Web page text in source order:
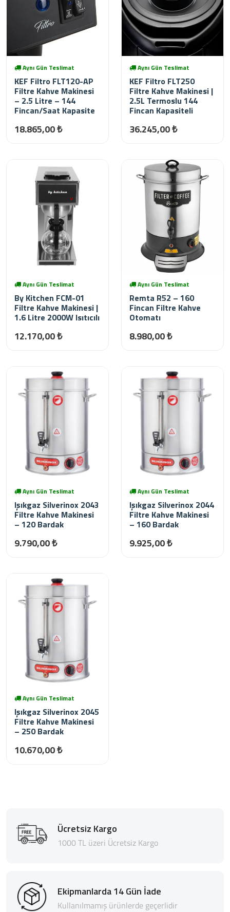
Aynı Gün Teslimat
KEF Filtro FLT120-AP
Filtre Kahve Makinesi
– 2.5 Litre – 144
Fincan/Saat Kapasite
18.865,00 ₺
Aynı Gün Teslimat
KEF Filtro FLT250
Filtre Kahve Makinesi |
2.5L Termoslu 144
Fincan Kapasiteli
36.245,00 ₺
Aynı Gün Teslimat
By Kitchen FCM-01
Filtre Kahve Makinesi |
1.6 Litre 2000W Isıtıcılı
12.170,00 ₺
Aynı Gün Teslimat
Remta R52 – 160
Fincan Filtre Kahve
Otomatı
8.980,00 ₺
Aynı Gün Teslimat
Işıkgaz Silverinox 2043
Filtre Kahve Makinesi
– 120 Bardak
9.790,00 ₺
Aynı Gün Teslimat
Işıkgaz Silverinox 2044
Filtre Kahve Makinesi
– 160 Bardak
9.925,00 ₺
Aynı Gün Teslimat
Işıkgaz Silverinox 2045
Filtre Kahve Makinesi
– 250 Bardak
10.670,00 ₺
Ücretsiz Kargo
1000 TL üzeri Ücretsiz Kargo
Ekipmanlarda 14 Gün İade
Kullanılmamış ürünlerde geçerlidir